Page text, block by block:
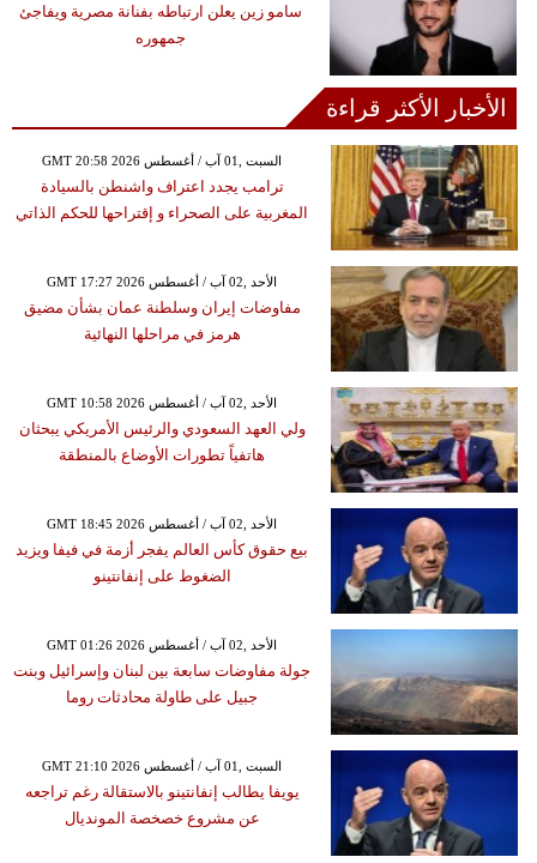
سامو زين يعلن ارتباطه بفنانة مصرية ويفاجئ
جمهوره
الأخبار الأكثر قراءة
GMT 20:58 2026 السبت ,01 آب / أغسطس
ترامب يجدد اعتراف واشنطن بالسيادة
المغربية على الصحراء و إقتراحها للحكم الذاتي
GMT 17:27 2026 الأحد ,02 آب / أغسطس
مفاوضات إيران وسلطنة عمان بشأن مضيق
هرمز في مراحلها النهائية
GMT 10:58 2026 الأحد ,02 آب / أغسطس
ولي العهد السعودي والرئيس الأمريكي يبحثان
هاتفياً تطورات الأوضاع بالمنطقة
GMT 18:45 2026 الأحد ,02 آب / أغسطس
بيع حقوق كأس العالم يفجر أزمة في فيفا ويزيد
الضغوط على إنفانتينو
GMT 01:26 2026 الأحد ,02 آب / أغسطس
جولة مفاوضات سابعة بين لبنان وإسرائيل وبنت
جبيل على طاولة محادثات روما
GMT 21:10 2026 السبت ,01 آب / أغسطس
يويفا يطالب إنفانتينو بالاستقالة رغم تراجعه
عن مشروع خصخصة المونديال